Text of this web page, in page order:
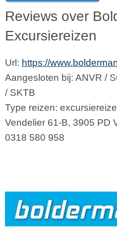
Reviews over
Excursiereizen
Url: https://
Aangesloten bij: ANVR /
/ SKTB
Type reizen:
Vendelier 61-B, 3905 PD
0318 580 958